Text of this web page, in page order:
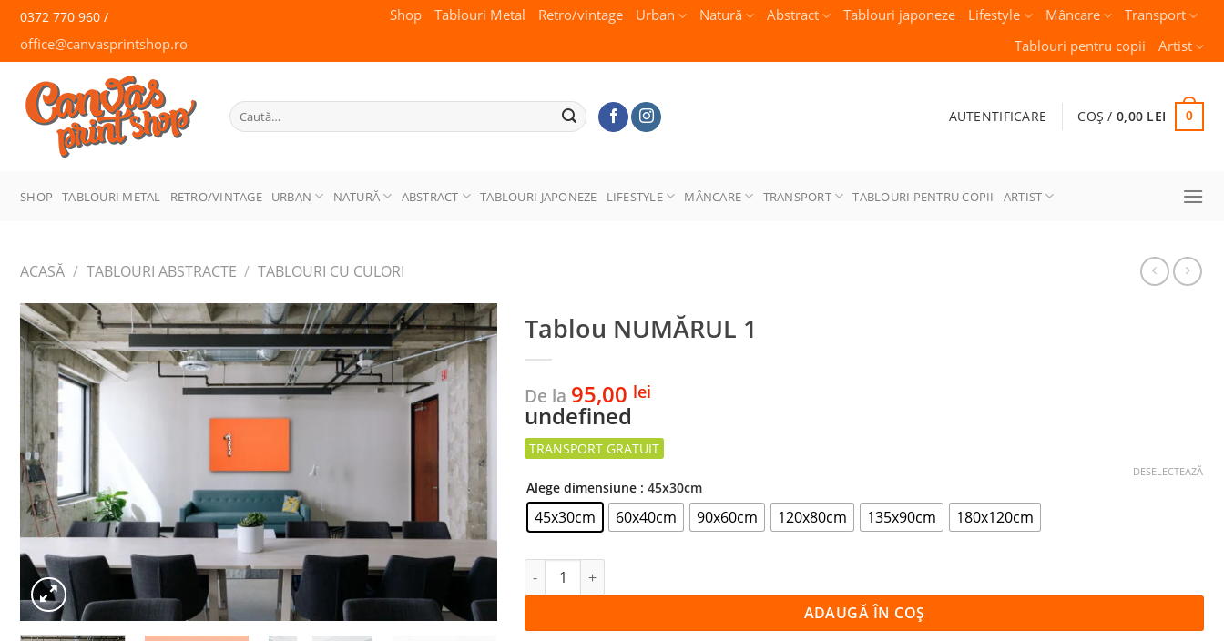
Skip
content
0372 770 960 /
office@canvasprintshop.ro
Shop Tablouri Metal Retro/vintage Urban Natură Abstract Tablouri japoneze Lifestyle Mâncare
Transport
Tablouri pentru copii
Artist
CANVAS
PRINT SHOP
Caută
după:
AUTENTIFICARE COȘ / 0,00 LEI 0
SHOP TABLOURI METAL RETRO/VINTAGE URBAN NATURĂ ABSTRACT TABLOURI JAPONEZE LIFESTYLE MÂNCARE TRANSPORT TABLOURI PENTRU COPII ARTIST
ACASĂ / TABLOURI ABSTRACTE / TABLOURI CU CULORI
Adaugă
la
favorite
Tablou NUMĂRUL 1
De la 95,00 lei
undefined
Alege dimensiune : 45x30cm
45x30cm 60x40cm 90x60cm 120x80cm 135x90cm 180x120cm
DESELECTEAZĂ
Cantitate Tablou NUMĂRUL 1
ADAUGĂ ÎN COȘ